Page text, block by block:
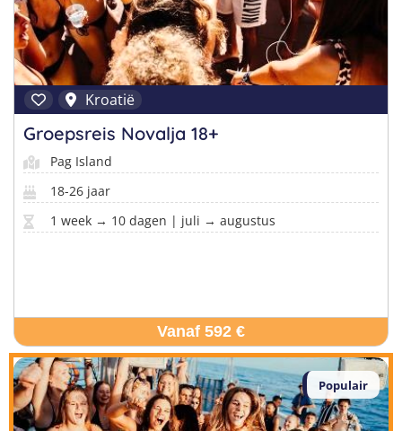
Kroatië
Groepsreis Novalja 18+
Pag Island
18-26 jaar
1 week → 10 dagen | juli → augustus
Vanaf 592 €
Populair